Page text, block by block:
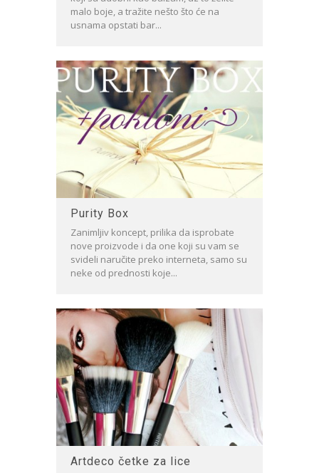
malo boje, a tražite nešto što će na
usnama opstati bar...
Purity Box
Zanimljiv koncept, prilika da isprobate
nove proizvode i da one koji su vam se
svideli naručite preko interneta, samo su
neke od prednosti koje...
Artdeco četke za lice